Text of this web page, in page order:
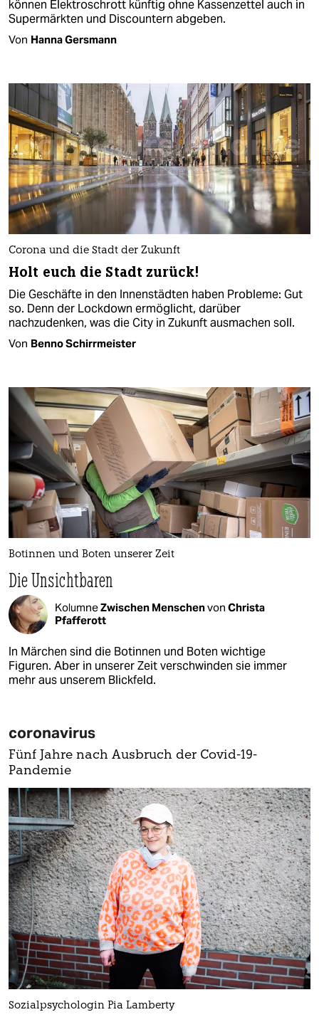
können Elektroschrott künftig ohne Kassenzettel auch in
Supermärkten und Discountern abgeben.
Von Hanna Gersmann
Corona und die Stadt der Zukunft
Holt euch die Stadt zurück!
Die Geschäfte in den Innenstädten haben Probleme: Gut
so. Denn der Lockdown ermöglicht, darüber
nachzudenken, was die City in Zukunft ausmachen soll.
Von Benno Schirrmeister
Botinnen und Boten unserer Zeit
Die Unsichtbaren
KolumneZwischen Menschenvon Christa
Pfafferott
In Märchen sind die Botinnen und Boten wichtige
Figuren. Aber in unserer Zeit verschwinden sie immer
mehr aus unserem Blickfeld.
coronavirus
Fünf Jahre nach Ausbruch der Covid-19-
Pandemie
Sozialpsychologin Pia Lamberty